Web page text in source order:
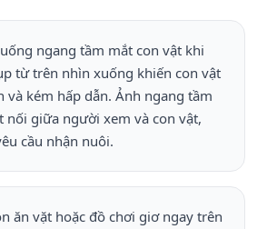
ngang tầm mắt con vật khi
từ trên nhìn xuống khiến con vật
và kém hấp dẫn. Ảnh ngang tầm
nối giữa người xem và con vật,
cầu nhận nuôi.
ăn vặt hoặc đồ chơi giơ ngay trên